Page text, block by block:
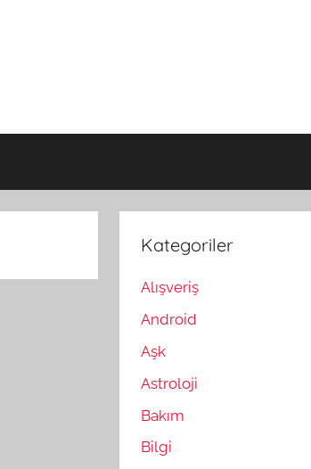
Kategoriler
Alışveriş
Android
Aşk
Astroloji
Bakım
Bilgi